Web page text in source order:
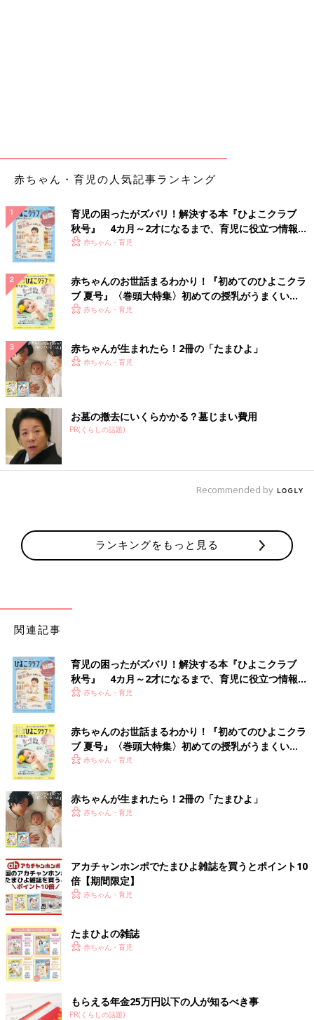
赤ちゃん・育児の人気記事ランキング
育児の困ったがズバリ！解決する本『ひよこクラブ
秋号』 4カ月～2才になるまで、育児に役立つ情報が
いっぱい！
赤ちゃん・育児
赤ちゃんのお世話まるわかり！『初めてのひよこクラ
ブ 夏号』〈巻頭大特集〉初めての授乳がうまくい
く！ おっぱい・ミルクの基本と夏のトラブル 解決テ
赤ちゃん・育児
赤ちゃんが生まれたら！2冊の「たまひよ」
赤ちゃん・育児
お墓の撤去にいくらかかる？墓じまい費用
PR(くらしの話題)
Recommended by
ランキングをもっと見る
関連記事
育児の困ったがズバリ！解決する本『ひよこクラブ
秋号』 4カ月～2才になるまで、育児に役立つ情報が
いっぱい！
赤ちゃん・育児
赤ちゃんのお世話まるわかり！『初めてのひよこクラ
ブ 夏号』〈巻頭大特集〉初めての授乳がうまくい
く！ おっぱい・ミルクの基本と夏のトラブル 解決テ
赤ちゃん・育児
赤ちゃんが生まれたら！2冊の「たまひよ」
赤ちゃん・育児
アカチャンホンポでたまひよ雑誌を買うとポイント10
倍【期間限定】
赤ちゃん・育児
たまひよの雑誌
赤ちゃん・育児
もらえる年金25万円以下の人が知るべき事
PR(くらしの話題)